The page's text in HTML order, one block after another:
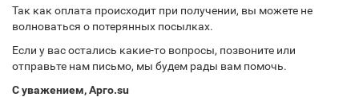
Так как оплата происходит при получении, вы можете не
волноваться о потерянных посылках.
Если у вас остались какие-то вопросы, позвоните или
отправьте нам письмо, мы будем рады вам помочь.
С уважением, Арго.su